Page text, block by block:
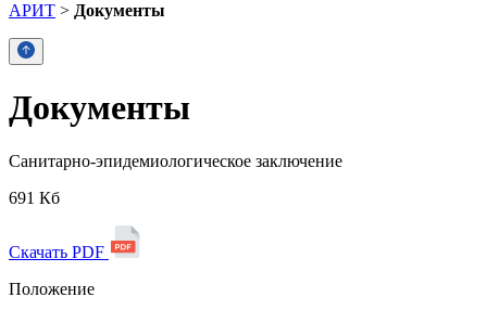
АРИТ > Документы
Документы
Санитарно-эпидемиологическое заключение
691 Кб
Скачать PDF
Положение